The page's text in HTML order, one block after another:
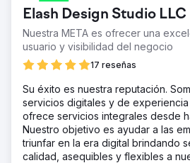
Elash Design Studio LLC
Nuestra META es ofrecer una
usuario y visibilidad del negocio
17 reseñas
Su éxito es nuestra reputación.
servicios digitales y de
ofrece servicios integrales desde
Nuestro objetivo es ayudar a las
triunfar en la era digital brindando
calidad, asequibles y flexibles a